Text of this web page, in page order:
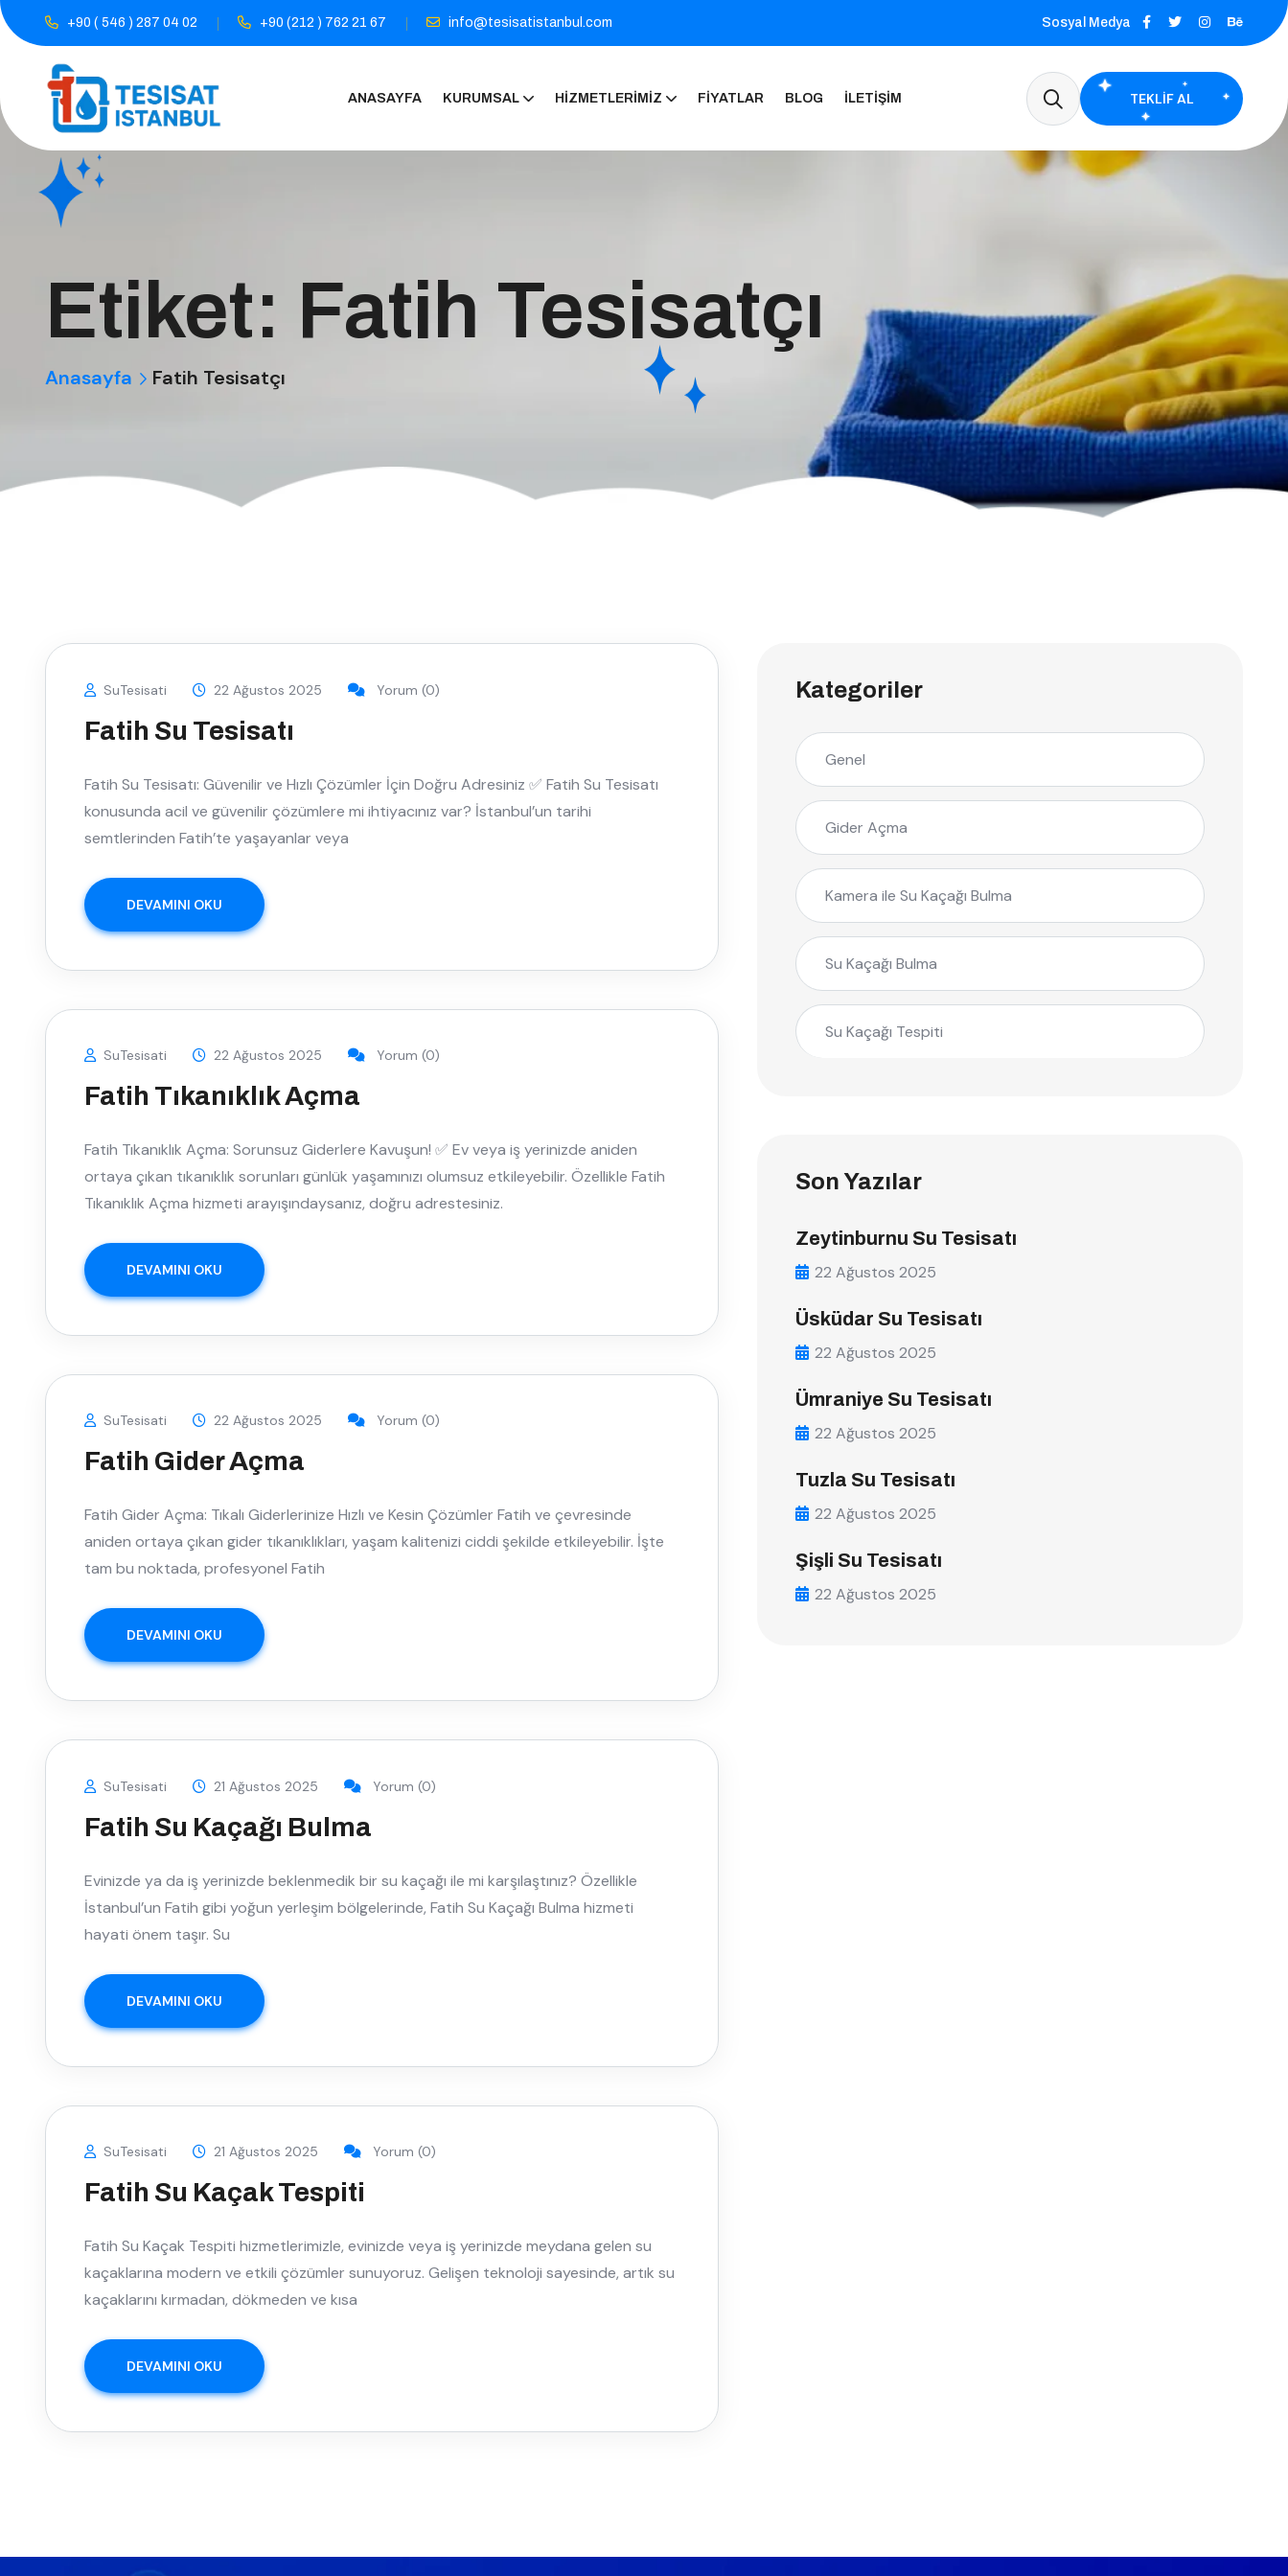
+90 ( 546 ) 287 04 02 +90 (212 ) 762 21 67 info@tesisatistanbul.com Sosyal Medya
ANASAYFA KURUMSAL HIZMETLERIMIZ FIYATLAR BLOG İLETIŞIM TEKLIF AL
Etiket: Fatih Tesisatçı
Anasayfa Fatih Tesisatçı
SuTesisati 22 Ağustos 2025 Yorum (0)
Fatih Su Tesisatı
Fatih Su Tesisatı: Güvenilir ve Hızlı Çözümler İçin Doğru Adresiniz ✅ Fatih Su Tesisatı
konusunda acil ve güvenilir çözümlere mi ihtiyacınız var? İstanbul’un tarihi
semtlerinden Fatih’te yaşayanlar veya
DEVAMINI OKU
SuTesisati 22 Ağustos 2025 Yorum (0)
Fatih Tıkanıklık Açma
Fatih Tıkanıklık Açma: Sorunsuz Giderlere Kavuşun! ✅ Ev veya iş yerinizde aniden
ortaya çıkan tıkanıklık sorunları günlük yaşamınızı olumsuz etkileyebilir. Özellikle Fatih
Tıkanıklık Açma hizmeti arayışındaysanız, doğru adrestesiniz.
DEVAMINI OKU
SuTesisati 22 Ağustos 2025 Yorum (0)
Fatih Gider Açma
Fatih Gider Açma: Tıkalı Giderlerinize Hızlı ve Kesin Çözümler Fatih ve çevresinde
aniden ortaya çıkan gider tıkanıklıkları, yaşam kalitenizi ciddi şekilde etkileyebilir. İşte
tam bu noktada, profesyonel Fatih
DEVAMINI OKU
SuTesisati 21 Ağustos 2025 Yorum (0)
Fatih Su Kaçağı Bulma
Evinizde ya da iş yerinizde beklenmedik bir su kaçağı ile mi karşılaştınız? Özellikle
İstanbul’un Fatih gibi yoğun yerleşim bölgelerinde, Fatih Su Kaçağı Bulma hizmeti
hayati önem taşır. Su
DEVAMINI OKU
SuTesisati 21 Ağustos 2025 Yorum (0)
Fatih Su Kaçak Tespiti
Fatih Su Kaçak Tespiti hizmetlerimizle, evinizde veya iş yerinizde meydana gelen su
kaçaklarına modern ve etkili çözümler sunuyoruz. Gelişen teknoloji sayesinde, artık su
kaçaklarını kırmadan, dökmeden ve kısa
DEVAMINI OKU
Kategoriler
Genel
Gider Açma
Kamera ile Su Kaçağı Bulma
Su Kaçağı Bulma
Su Kaçağı Tespiti
Son Yazılar
Zeytinburnu Su Tesisatı
22 Ağustos 2025
Üsküdar Su Tesisatı
22 Ağustos 2025
Ümraniye Su Tesisatı
22 Ağustos 2025
Tuzla Su Tesisatı
22 Ağustos 2025
Şişli Su Tesisatı
22 Ağustos 2025